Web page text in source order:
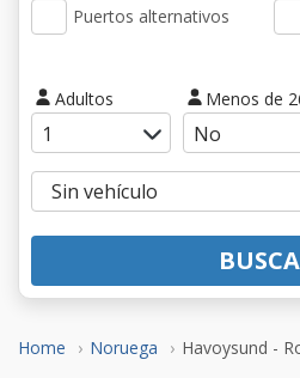
Home Noruega Havoysund -
Puertos alternativos
Adultos Menos de